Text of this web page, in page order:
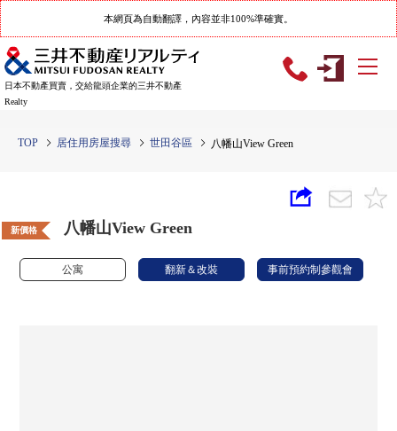
本網頁為自動翻譯，內容並非100%準確實。
日本不動產買賣，交給龍頭企業的三井不動產
Realty
TOP 居住用房屋搜尋 世田谷區 八幡山View Green
新價格 八幡山View Green
公寓 翻新＆改裝 事前預約制參觀會